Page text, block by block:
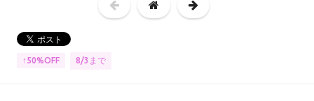
↑50%OFF 8/3まで